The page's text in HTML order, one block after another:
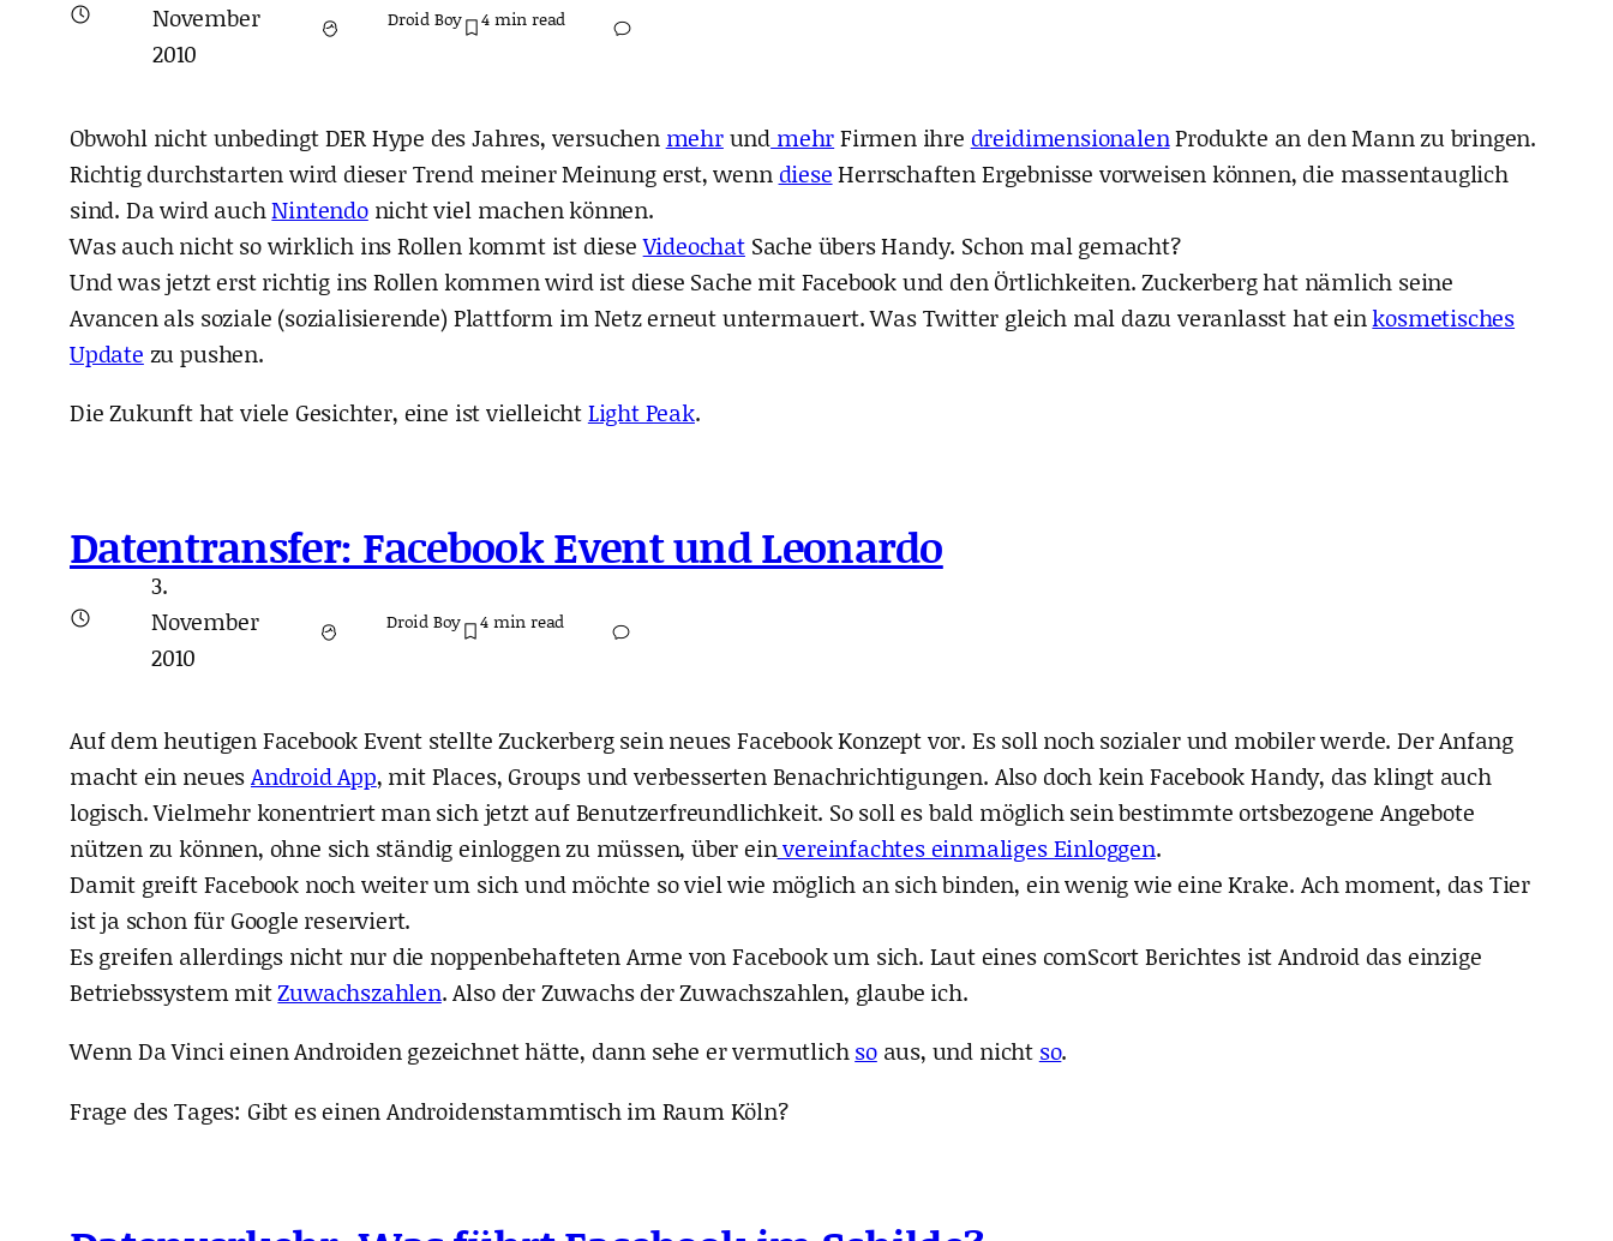
November
2010
Droid Boy 4min read
Obwohl nicht unbedingt DER Hype des Jahres, versuchen mehrund mehrFirmen ihre dreidimensionalenProdukte an den Mann zu bringen.
Richtig durchstarten wird dieser Trend meiner Meinung erst, wenn dieseHerrschaften Ergebnisse vorweisen können, die massentauglich
sind. Da wird auchNintendonicht viel machen können.
Was auch nicht so wirklich ins Rollen kommt ist dieseVideochatSache übers Handy. Schon mal gemacht?
Und was jetzt erst richtig ins Rollen kommen wird ist diese Sache mit Facebook und den Örtlichkeiten. Zuckerberg hat nämlich seine
Avancen als soziale (sozialisierende) Plattform im Netz erneut untermauert. Was Twitter gleich mal dazu veranlasst hat einkosmetisches
Update zu pushen.
Die Zukunft hat viele Gesichter, eine ist vielleichtLight Peak.
Datentransfer: Facebook Event und Leonardo
3.
November
2010
Droid Boy 4min read
Auf dem heutigen Facebook Event stellte Zuckerberg sein neues Facebook Konzept vor. Es soll noch sozialer und mobiler werde. Der Anfang
macht ein neuesAndroid App, mit Places, Groups und verbesserten Benachrichtigungen. Also doch kein Facebook Handy, das klingt auch
logisch. Vielmehr konentriert man sich jetzt auf Benutzerfreundlichkeit. So soll es bald möglich sein bestimmte ortsbezogene Angebote
nützen zu können, ohne sich ständig einloggen zu müssen, über einvereinfachtes einmaliges Einloggen.
Damit greift Facebook noch weiter um sich und möchte so viel wie möglich an sich binden, ein wenig wie eine Krake. Ach moment, das Tier
ist ja schon für Google reserviert.
Es greifen allerdings nicht nur die noppenbehafteten Arme von Facebook um sich. Laut eines comScort Berichtes ist Android das einzige
Betriebssystem mitZuwachszahlen. Also der Zuwachs der Zuwachszahlen, glaube ich.
Wenn Da Vinci einen Androiden gezeichnet hätte, dann sehe er vermutlichsoaus, und nicht so.
Frage des Tages: Gibt es einen Androidenstammtisch im Raum Köln?